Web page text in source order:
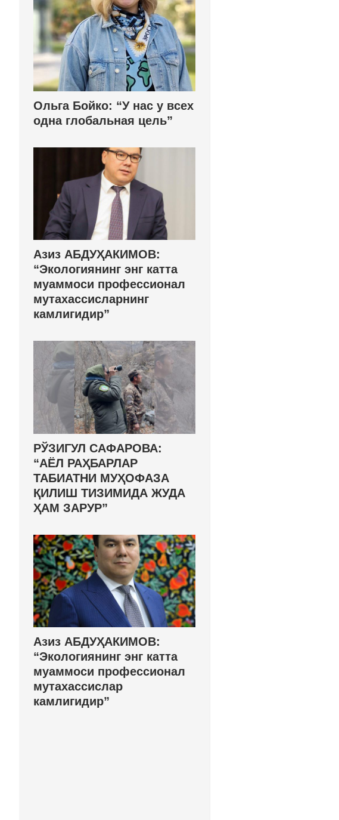
Ольга Бойко: “У нас у всех
одна глобальная цель”
Азиз АБДУҲАКИМОВ:
“Экологиянинг энг катта
муаммоси профессионал
мутахассисларнинг
камлигидир”
РЎЗИГУЛ САФАРОВА:
“АЁЛ РАҲБАРЛАР
ТАБИАТНИ МУҲОФАЗА
ҚИЛИШ ТИЗИМИДА ЖУДА
ҲАМ ЗАРУР”
Азиз АБДУҲАКИМОВ:
“Экологиянинг энг катта
муаммоси профессионал
мутахассислар
камлигидир”